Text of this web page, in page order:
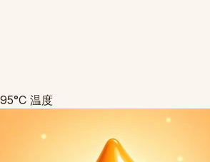
95°C 温度